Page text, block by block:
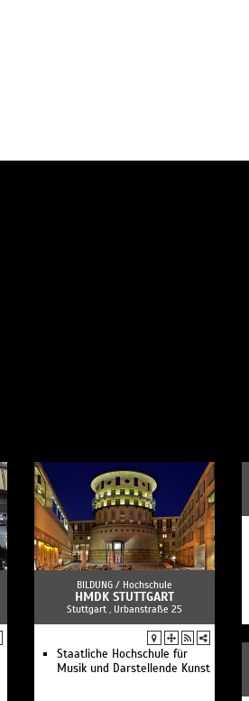
BILDUNG / Hochschule
HMDK STUTTGART
Stuttgart , Urbanstraße 25
Staatliche Hochschule für
Musik und Darstellende Kunst